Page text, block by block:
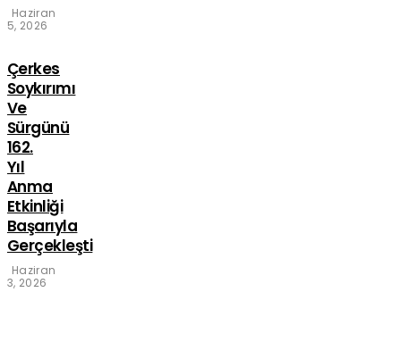
Haziran
5, 2026
Çerkes
Soykırımı
Ve
Sürgünü
162.
Yıl
Anma
Etkinliği
Başarıyla
Gerçekleşti
Haziran
3, 2026